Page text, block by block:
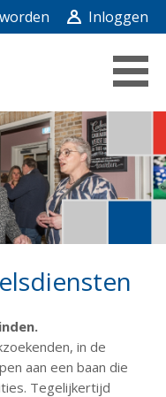
Inloggen
in de
aan een baan die
Tegelijkertijd